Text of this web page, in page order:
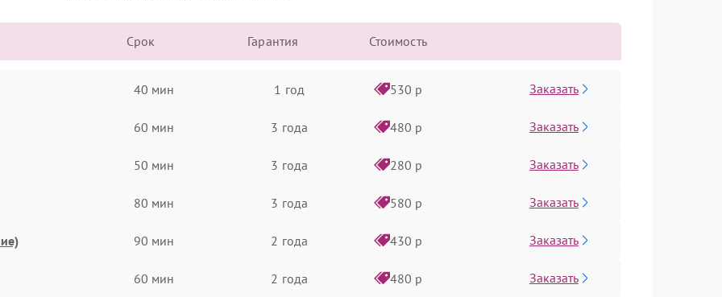
Срок Гарантия Стоимость
40 мин 1 год 530 р Заказать
60 мин 3 года 480 р Заказать
50 мин 3 года 280 р Заказать
80 мин 3 года 580 р Заказать
90 мин 2 года 430 р Заказать
60 мин 2 года 480 р Заказать